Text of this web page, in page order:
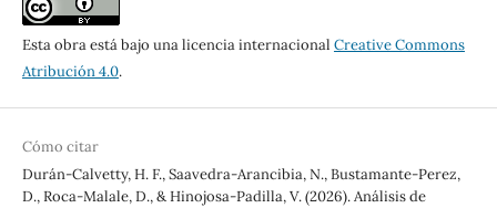
Esta obra está bajo una licencia internacional Creative Commons
Atribución 4.0.
Cómo citar
Durán-Calvetty, H. F., Saavedra-Arancibia, N., Bustamante-Perez,
D., Roca-Malale, D., & Hinojosa-Padilla, V. (2026). Análisis de